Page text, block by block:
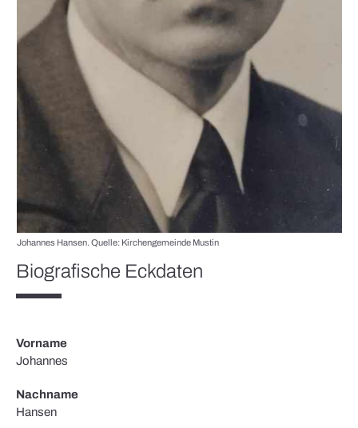
Johannes Hansen. Quelle: Kirchengemeinde Mustin
Biografische Eckdaten
Vorname
Johannes
Nachname
Hansen